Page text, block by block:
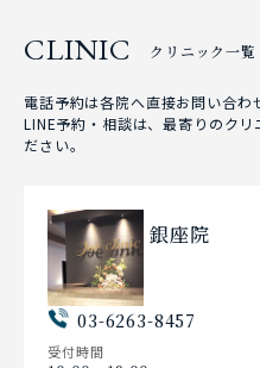
CLINIC クリニック一覧
電話予約は各院へ直接お問い合わ
LINE予約・相談は、最寄りのク
ださい。
銀座院
03-6263-8457
受付時間